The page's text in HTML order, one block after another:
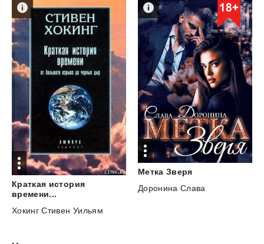
Краткая история
времени...
Хокинг Стивен Уильям
Метка Зверя
Доронина Слава